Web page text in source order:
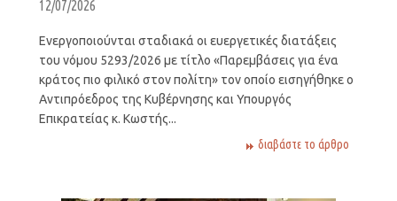
12/07/2026
Ενεργοποιούνται σταδιακά οι ευεργετικές διατάξεις
του νόμου 5293/2026 με τίτλο «Παρεμβάσεις για ένα
κράτος πιο φιλικό στον πολίτη» τον οποίο εισηγήθηκε ο
Αντιπρόεδρος της Κυβέρνησης και Υπουργός
Επικρατείας κ. Κωστής...
διαβάστε το άρθρο